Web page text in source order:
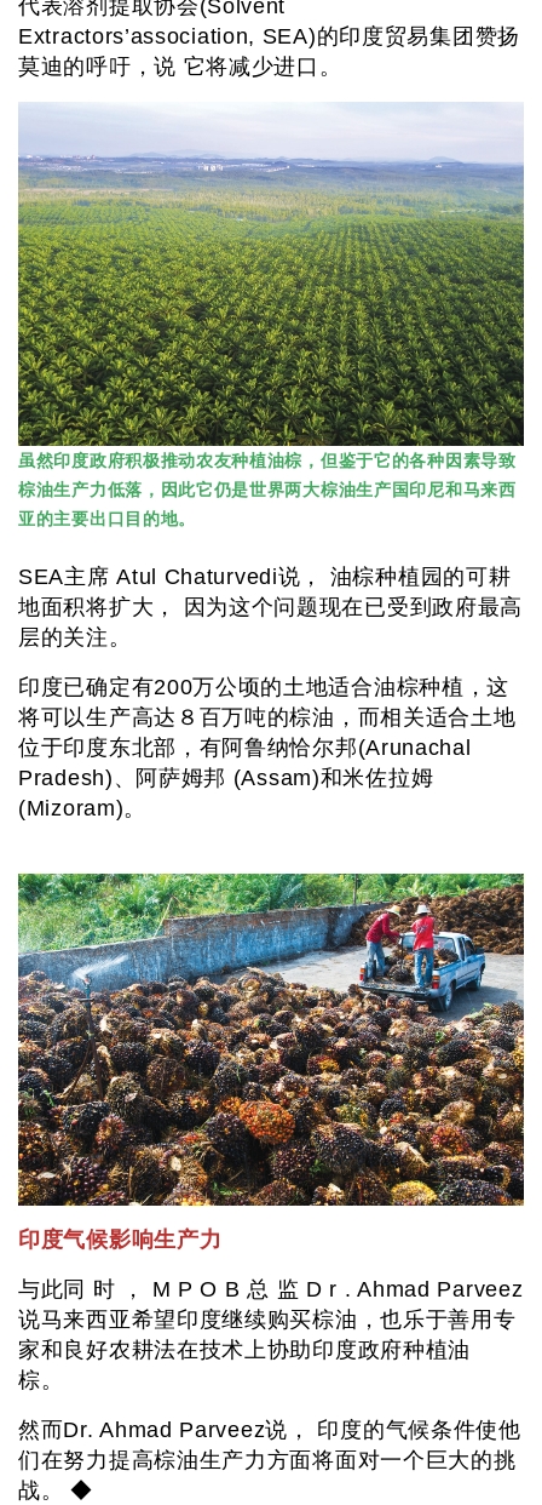
代表溶剂提取协会(Solvent
Extractors’association, SEA)的印度贸易集团赞扬
莫迪的呼吁，说 它将减少进口。
虽然印度政府积极推动农友种植油棕，但鉴于它的各种因素导致
棕油生产力低落，因此它仍是世界两大棕油生产国印尼和马来西
亚的主要出口目的地。
SEA主席 Atul Chaturvedi说， 油棕种植园的可耕
地面积将扩大， 因为这个问题现在已受到政府最高
层的关注。
印度已确定有200万公顷的土地适合油棕种植，这
将可以生产高达８百万吨的棕油，而相关适合土地
位于印度东北部，有阿鲁纳恰尔邦(Arunachal
Pradesh)、阿萨姆邦 (Assam)和米佐拉姆
(Mizoram)。
印度气候影响生产力
与此同 时 ， M P O B 总 监 D r . Ahmad Parveez
说马来西亚希望印度继续购买棕油，也乐于善用专
家和良好农耕法在技术上协助印度政府种植油
棕。
然而Dr. Ahmad Parveez说， 印度的气候条件使他
们在努力提高棕油生产力方面将面对一个巨大的挑
战。 ◆